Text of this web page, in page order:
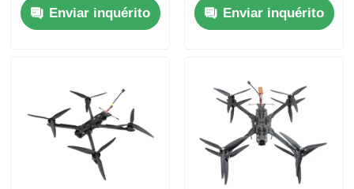
Capacidade de Carga
de 20 kg para
Enviar inquérito
peso de carga e
distância máxima de
Enviar inquérito